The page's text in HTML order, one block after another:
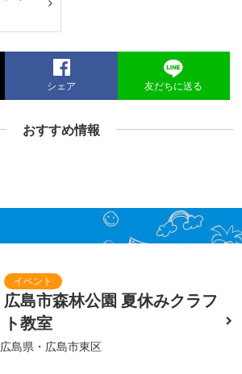
シェア 友だちに送る
おすすめ情報
広島市森林公園 夏休みクラフ
ト教室
広島県・広島市東区